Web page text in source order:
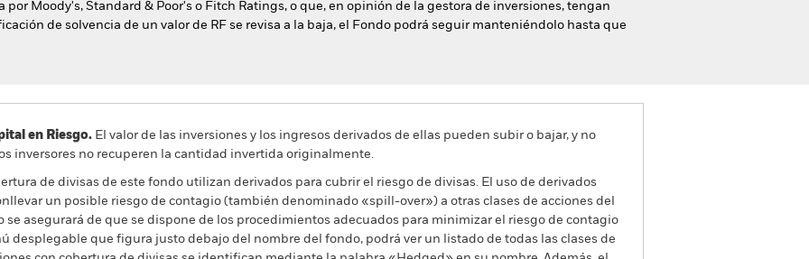
Moody's, Standard & Poor's o Fitch Ratings, o que, en opinión de la gestora de inversiones, tengan
de solvencia de un valor de RF se revisa a la baja, el Fondo podrá seguir manteniéndolo hasta que
en Riesgo. El valor de las inversiones y los ingresos derivados de ellas pueden subir o bajar, y no
inversores no recuperen la cantidad invertida originalmente.
de divisas de este fondo utilizan derivados para cubrir el riesgo de divisas. El uso de derivados
un posible riesgo de contagio (también denominado «spill-over») a otras clases de acciones del
se asegurará de que se dispone de los procedimientos adecuados para minimizar el riesgo de contagio
desplegable que figura justo debajo del nombre del fondo, podrá ver un listado de todas las clases de